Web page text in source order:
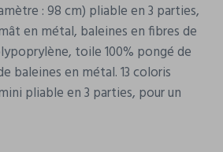
: 98 cm) pliable en 3 parties,
en métal, baleines en fibres de
toile 100% pongé de
baleines en métal. 13 coloris
pliable en 3 parties, pour un